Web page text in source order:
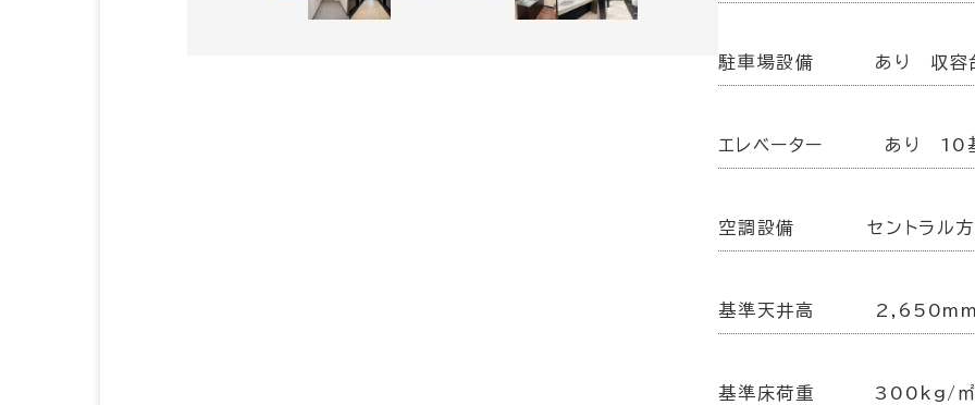
駐車場設備 あり 収容
エレベーター あり 10
空調設備 セントラル
基準天井高
基準床荷重 300kg/